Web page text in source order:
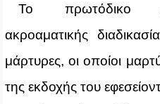
Το πρωτόδικο
ακροαματικής
μάρτυρες, οι οποίοι
της εκδοχής του